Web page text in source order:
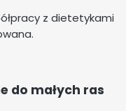
z dietetykami
do małych ras